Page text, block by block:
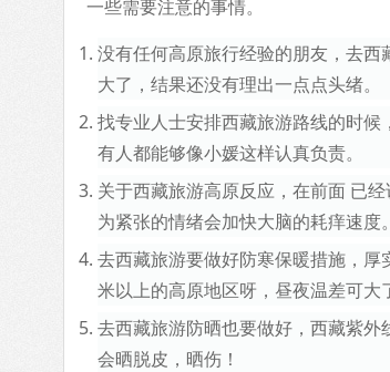
一些需要注意的事情。
没有任何高原旅行经验的朋友，去
大了，结果还没有理出一点点头绪。
找专业人士安排西藏旅游路线的时
有人都能够像小媛这样认真负责。
关于西藏旅游高原反应，在前面 已
为紧张的情绪会加快大脑的耗痒速度。
去西藏旅游要做好防寒保暖措施，
米以上的高原地区呀，昼夜温差可大
去西藏旅游防晒也要做好，西藏紫
会晒脱皮，晒伤！